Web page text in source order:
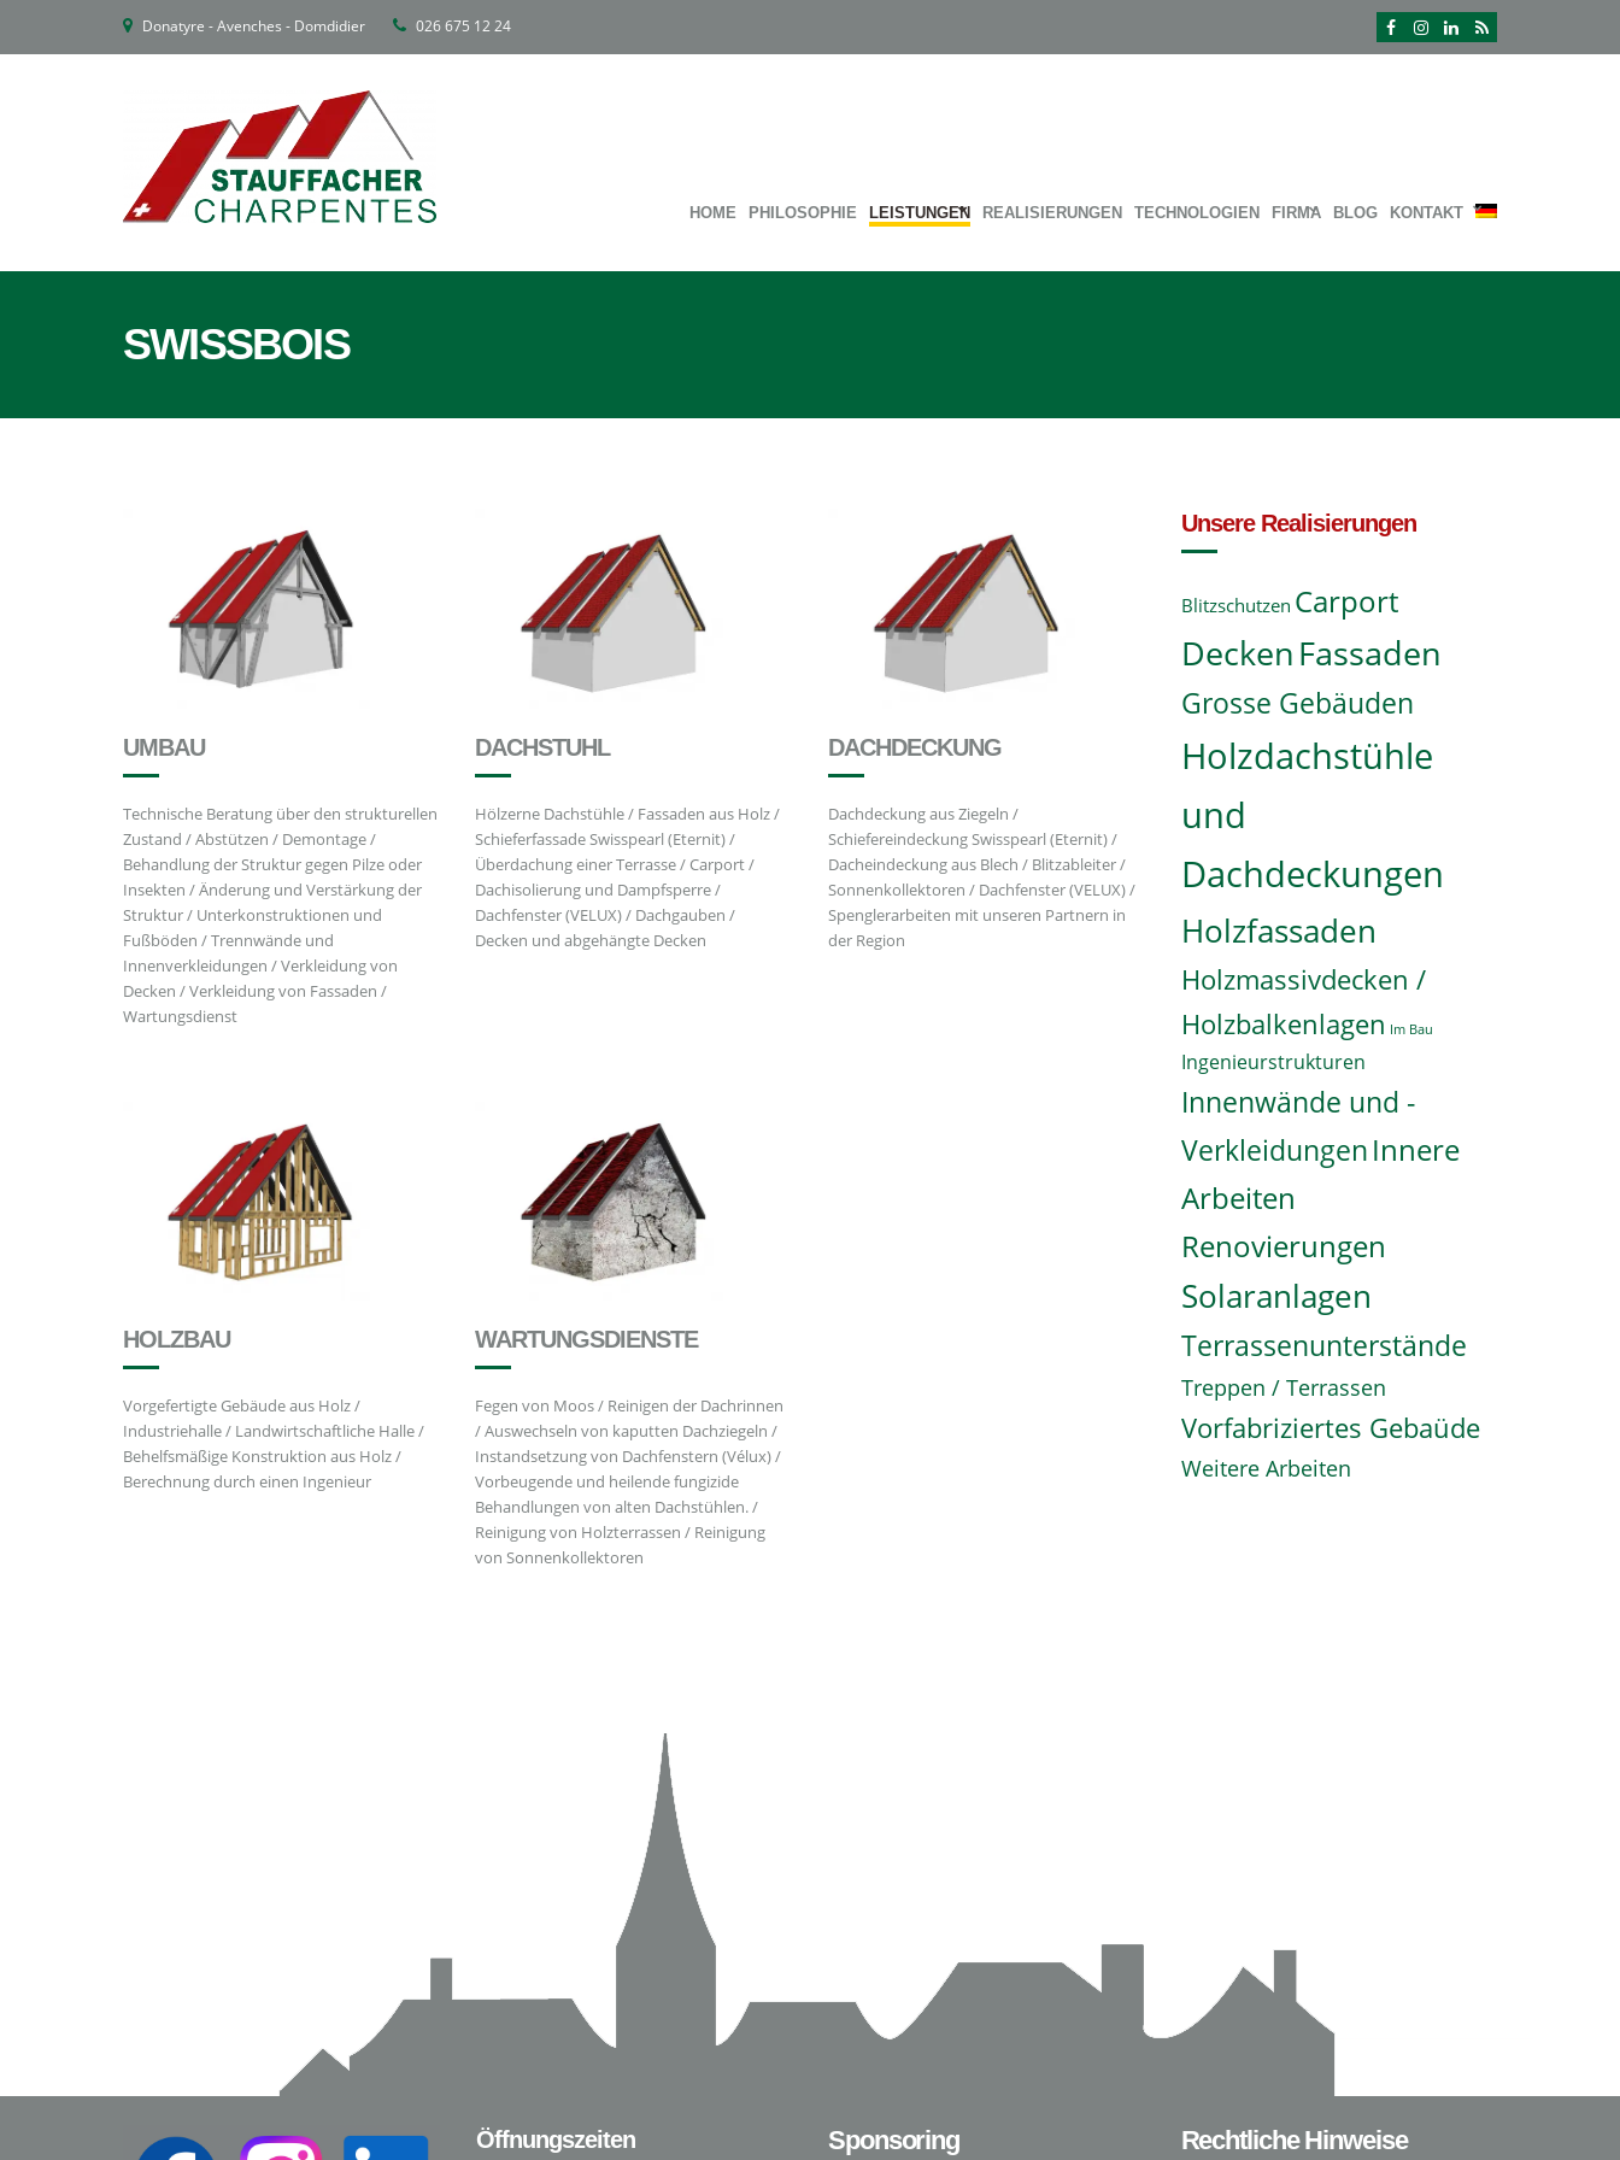
Donatyre - Avenches - Domdidier 026 675 12 24
HOME PHILOSOPHIE LEISTUNGEN REALISIERUNGEN TECHNOLOGIEN FIRMA BLOG KONTAKT
SWISSBOIS
UMBAU
Technische Beratung über den strukturellen
Zustand / Abstützen / Demontage /
Behandlung der Struktur gegen Pilze oder
Insekten / Änderung und Verstärkung der
Struktur / Unterkonstruktionen und
Fußböden / Trennwände und
Innenverkleidungen / Verkleidung von
Decken / Verkleidung von Fassaden /
Wartungsdienst
DACHSTUHL
Hölzerne Dachstühle / Fassaden aus Holz /
Schieferfassade Swisspearl (Eternit) /
Überdachung einer Terrasse / Carport /
Dachisolierung und Dampfsperre /
Dachfenster (VELUX) / Dachgauben /
Decken und abgehängte Decken
DACHDECKUNG
Dachdeckung aus Ziegeln /
Schiefereindeckung Swisspearl (Eternit) /
Dacheindeckung aus Blech / Blitzableiter /
Sonnenkollektoren / Dachfenster (VELUX) /
Spenglerarbeiten mit unseren Partnern in
der Region
HOLZBAU
Vorgefertigte Gebäude aus Holz /
Industriehalle / Landwirtschaftliche Halle /
Behelfsmäßige Konstruktion aus Holz /
Berechnung durch einen Ingenieur
WARTUNGSDIENSTE
Fegen von Moos / Reinigen der Dachrinnen
/ Auswechseln von kaputten Dachziegeln /
Instandsetzung von Dachfenstern (Vélux) /
Vorbeugende und heilende fungizide
Behandlungen von alten Dachstühlen. /
Reinigung von Holzterrassen / Reinigung
von Sonnenkollektoren
Unsere Realisierungen
Blitzschutzen Carport
DeckenFassaden
Grosse Gebäuden
Holzdachstühle
und
Dachdeckungen
Holzfassaden
Holzmassivdecken /
Holzbalkenlagen Im Bau
Ingenieurstrukturen
Innenwände und -
VerkleidungenInnere
Arbeiten
Renovierungen
Solaranlagen
Terrassenunterstände
Treppen / Terrassen
Vorfabriziertes Gebaüde
Weitere Arbeiten
Öffnungszeiten Sponsoring Rechtliche Hinweise